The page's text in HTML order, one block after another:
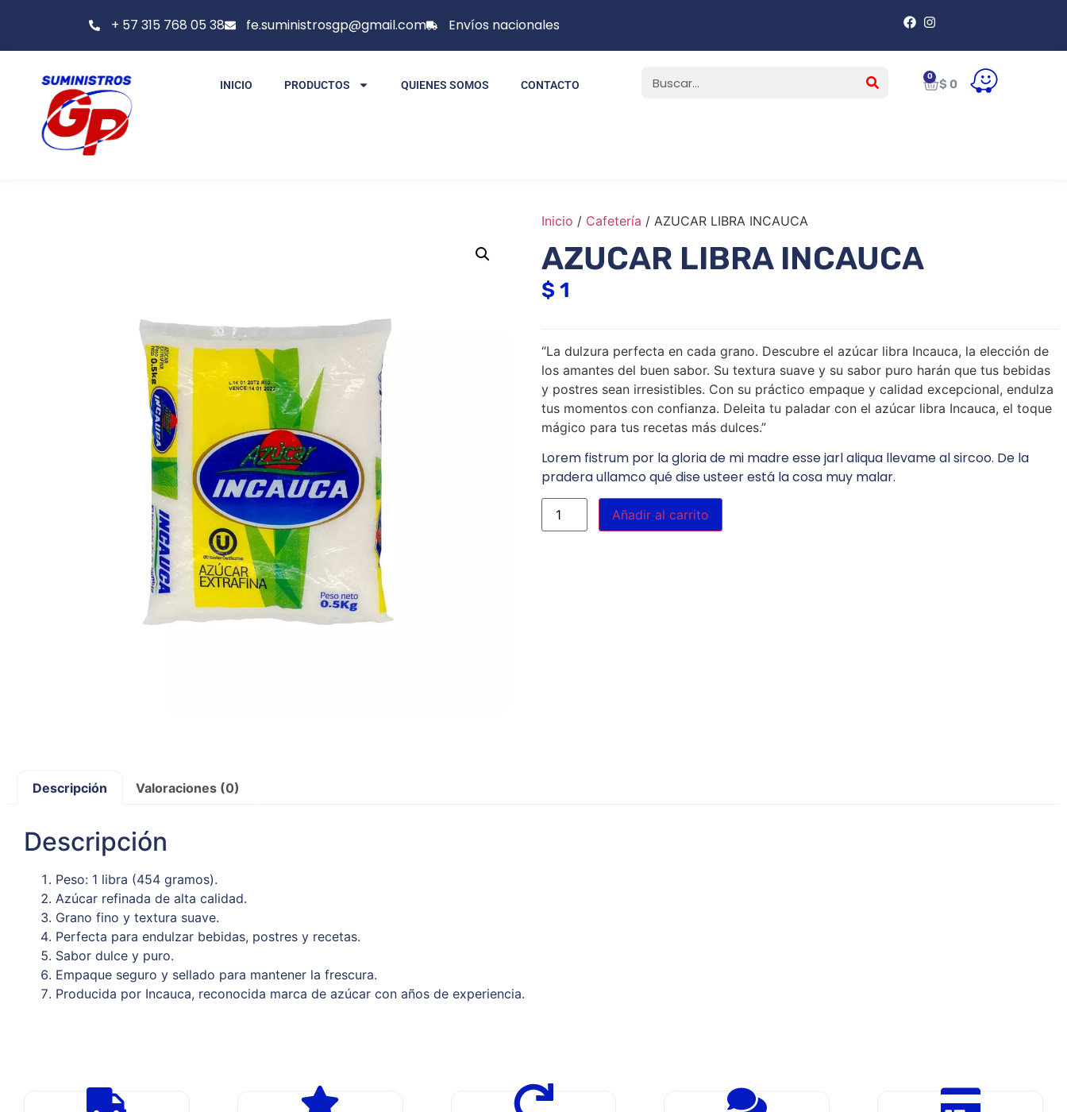
+ 57 315 768 05 38 fe.suministrosgp@gmail.com Envíos nacionales
INICIO PRODUCTOS QUIENES SOMOS CONTACTO $ 0
Inicio / Cafetería / AZUCAR LIBRA INCAUCA
AZUCAR LIBRA INCAUCA
$ 1
“La dulzura perfecta en cada grano. Descubre el azúcar libra Incauca, la elección de
los amantes del buen sabor. Su textura suave y su sabor puro harán que tus bebidas
y postres sean irresistibles. Con su práctico empaque y calidad excepcional, endulza
tus momentos con confianza. Deleita tu paladar con el azúcar libra Incauca, el toque
mágico para tus recetas más dulces.”
Lorem fistrum por la gloria de mi madre esse jarl aliqua llevame al sircoo. De la
pradera ullamco qué dise usteer está la cosa muy malar.
Añadir al carrito
Descripción Valoraciones (0)
Descripción
Peso: 1 libra (454 gramos).
Azúcar refinada de alta calidad.
Grano fino y textura suave.
Perfecta para endulzar bebidas, postres y recetas.
Sabor dulce y puro.
Empaque seguro y sellado para mantener la frescura.
Producida por Incauca, reconocida marca de azúcar con años de experiencia.